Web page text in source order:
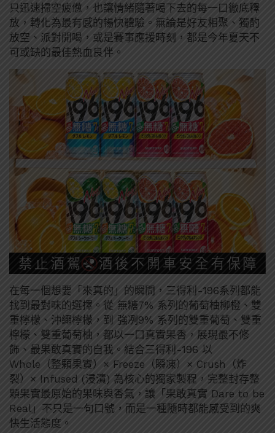
只迅速掃空疲憊，也讓情緒隨著喝下去的每一口徹底釋
放，轉化為最有感的暢快體驗。無論是好友相聚、獨酌
放空、派對開喝，或是賽事應援時刻，都是今年夏天不
可或缺的最佳熱血良伴。
在每一個想要「來真的」的瞬間，三得利-196系列都能
找到最對味的選擇。從 無糖7% 系列的葡萄柚柳橙、雙
重檸檬、沖繩檸檬，到 強冽9% 系列的雙重葡萄、雙重
檸檬、雙重葡萄柚，都以一口真實果香，展現最不修
飾、最果敢真實的自我。結合三得利-196 以
Whole（整顆果實）× Freeze（瞬凍）× Crush（炸
裂）× Infused (浸漬) 為核心的獨家製程，完整封存整
顆果實最原始的果味與香氣，讓「果敢真實 Dare to be
Real」不只是一句口號，而是一種隨時都能感受到的爽
快生活態度。